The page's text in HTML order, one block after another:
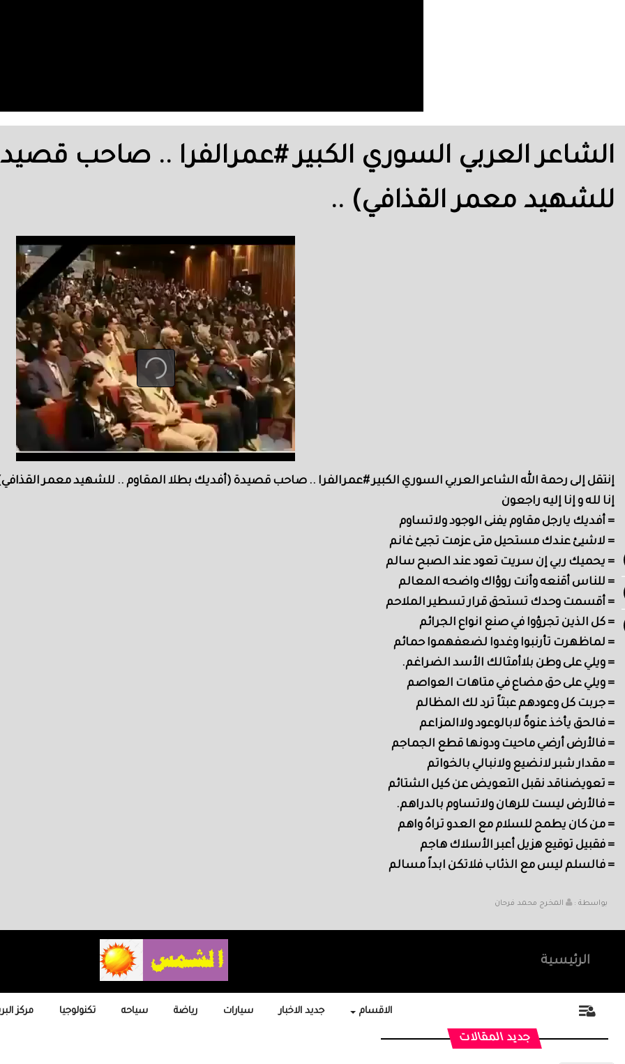
الشاعر العربي السوري الكبير #عمرالفرا .. صاحب
للشهيد معمر القذافي) ..
إنتقل إلى رحمة الله الشاعر العربي السوري الكبير #عمرالفرا .. صاحب قصيدة (أفديك بطلا المقاوم .. للشهيد معمر
إنا لله و إنا إليه راجعون
= أفديك يارجل مقاوم يفنى الوجود ولاتساوم
= لاشيئ عندك مستحيل متى عزمت تجيئ غانم
= يحميك ربي إن سريت تعود عند الصبح سالم
= للناس أقنعه وأنت روؤاك واضحه المعالم
= أقسمت وحدك تستحق قرار تسطير الملاحم
= كل الذين تجرؤوا في صنع انواع الجرائم
= لماظهرت تأرنبوا وغدوا لضعفهموا حمائم
= ويلي على وطن بلاأمثالك الأسد الضراغم.
= ويلي على حق مضاع في متاهات العواصم
= جربت كل وعودهم عبثاً ترد لك المظالم
= فالحق يأخذ عنوةً لابالوعود ولاالمزاعم
= فالأرض أرضي ماحيت ودونها قطع الجماجم
= مقدار شبر لانضيع ولانبالي بالخواتم
= تعويضناقد نقبل التعويض عن كيل الشتائم
= فالأرض ليست للرهان ولاتساوم بالدراهم.
= من كان يطمح للسلام مع العدو تراهُ واهم
= فقبيل توقيع هزيل أعبر الأسلاك هاجم
= فالسلم ليس مع الذئاب فلاتكن ابداً مسالم
بواسطة : المخرج محمد فرحان
الرئيسية
الاقسام جديد الاخبار سيارات رياضة سياحه تكنولوجيا مركز
جديد المقالات